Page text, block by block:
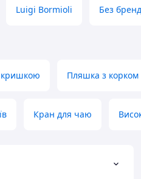
Luigi Bormioli Без
кришкою Пляшка з корком
Кран для чаю